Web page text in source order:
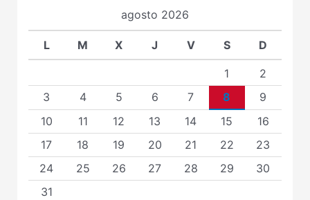
agosto 2026
L M X J V S D
1
2
3
4 5 6 7 8
9
10
11 12 13 14 15
16
17
18 19 20 21 22
23
24
25 26 27 28 29
30
31